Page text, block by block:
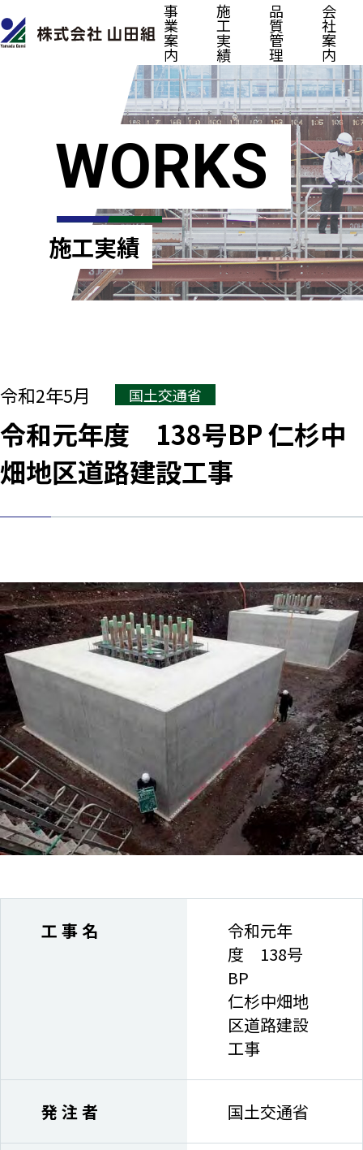
事
業
案
内
施
工
実
績
品
質
管
理
会
社
案
内
WORKS
施工実績
令和2年5月 国土交通省
令和元年度 138号BP 仁杉中
畑地区道路建設工事
工 事 名
令和元年
度 138号
BP
仁杉中畑地
区道路建設
工事
発 注 者 国土交通省